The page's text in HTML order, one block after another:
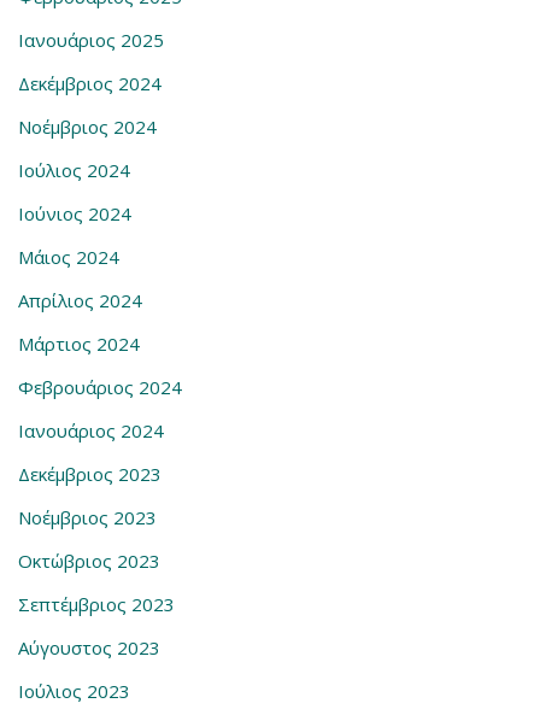
Ιανουάριος 2025
Δεκέμβριος 2024
Νοέμβριος 2024
Ιούλιος 2024
Ιούνιος 2024
Μάιος 2024
Απρίλιος 2024
Μάρτιος 2024
Φεβρουάριος 2024
Ιανουάριος 2024
Δεκέμβριος 2023
Νοέμβριος 2023
Οκτώβριος 2023
Σεπτέμβριος 2023
Αύγουστος 2023
Ιούλιος 2023